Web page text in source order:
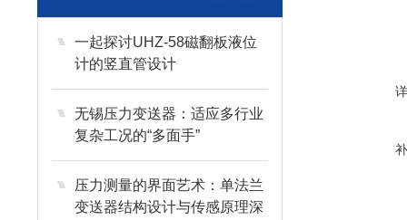
一起探讨UHZ-58磁翻板液位
计的竖直管设计
无锡压力变送器：适应多行业
复杂工况的“多面手”
压力测量的界面艺术：单法兰
变送器结构设计与传感原理深